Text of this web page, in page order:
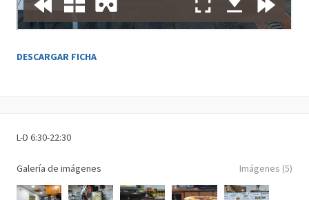
DESCARGAR FICHA
L-D 6:30-22:30
Galería de imágenes Imágenes (5)